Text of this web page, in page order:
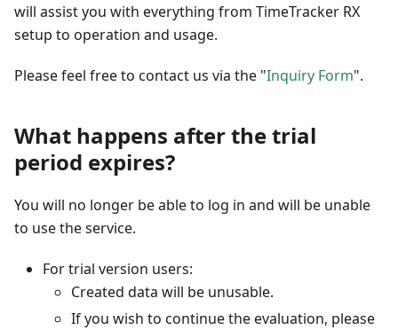
will assist you with everything from TimeTracker RX
setup to operation and usage.
Please feel free to contact us via the "Inquiry Form".
What happens after the trial
period expires?
You will no longer be able to log in and will be unable
to use the service.
For trial version users:
Created data will be unusable.
If you wish to continue the evaluation, please